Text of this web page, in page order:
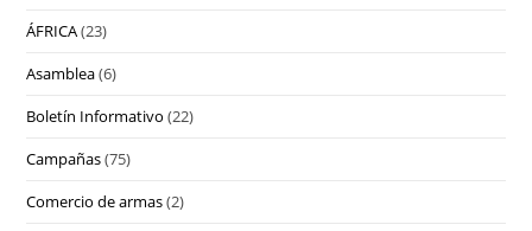
ÁFRICA(23)
Asamblea(6)
Boletín Informativo (22)
Campañas(75)
Comercio de armas(2)